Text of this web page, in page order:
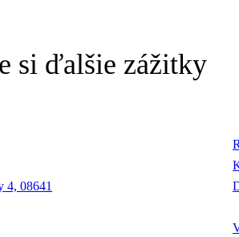
si ďalšie zážitky
4, 08641